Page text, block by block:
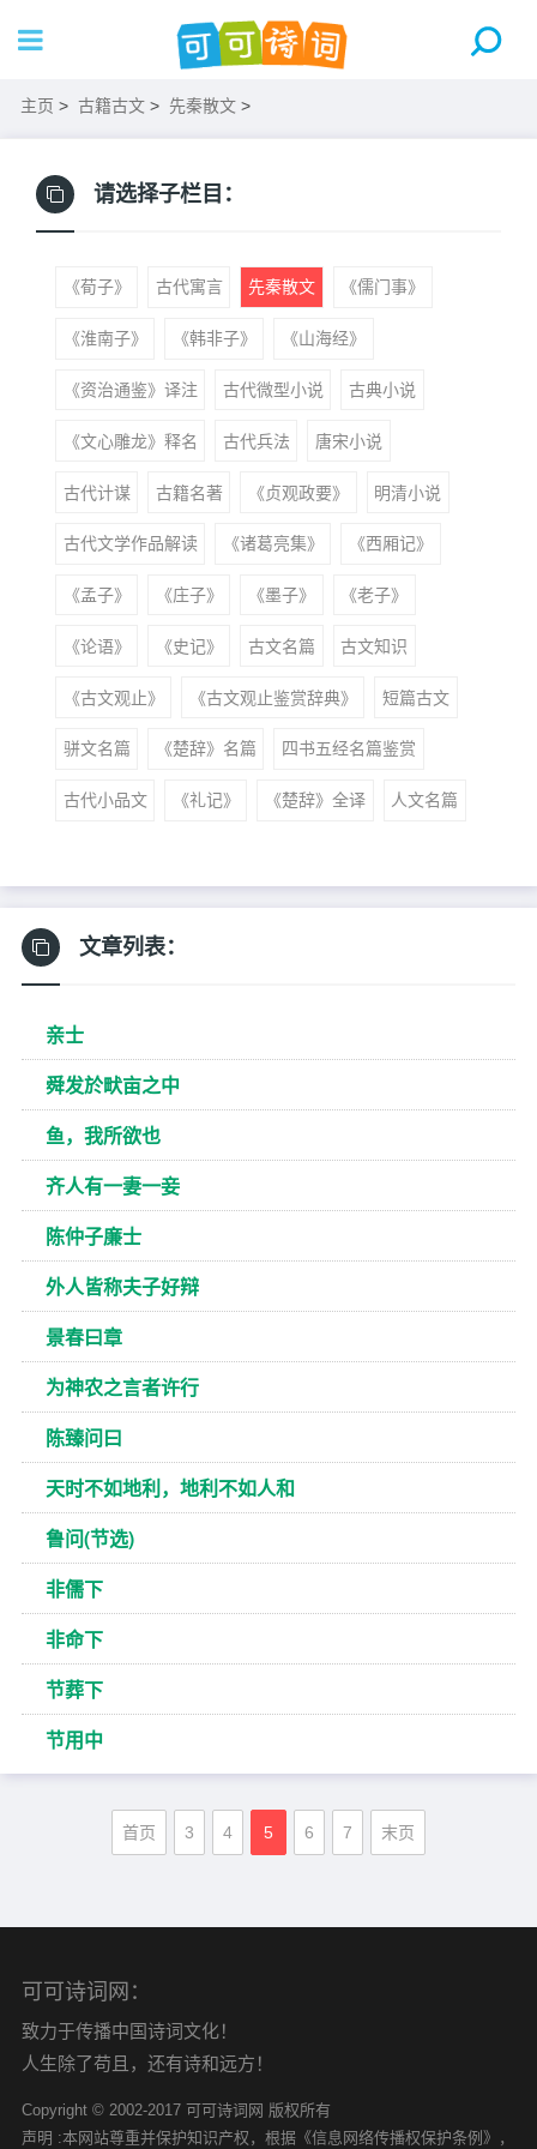
主页 > 古籍古文 > 先秦散文 >
请选择子栏目：
《荀子》 古代寓言 先秦散文 《儒门事》
《淮南子》 《韩非子》 《山海经》
《资治通鉴》译注 古代微型小说 古典小说
《文心雕龙》释名 古代兵法 唐宋小说
古代计谋 古籍名著 《贞观政要》 明清小说
古代文学作品解读 《诸葛亮集》 《西厢记》
《孟子》 《庄子》 《墨子》 《老子》
《论语》 《史记》 古文名篇 古文知识
《古文观止》 《古文观止鉴赏辞典》 短篇古文
骈文名篇 《楚辞》名篇 四书五经名篇鉴赏
古代小品文 《礼记》 《楚辞》全译 人文名篇
文章列表：
亲士
舜发於畎亩之中
鱼，我所欲也
齐人有一妻一妾
陈仲子廉士
外人皆称夫子好辩
景春曰章
为神农之言者许行
陈臻问曰
天时不如地利，地利不如人和
鲁问(节选)
非儒下
非命下
节葬下
节用中
首页 3 4 5 6 7 末页
可可诗词网：
致力于传播中国诗词文化！
人生除了苟且，还有诗和远方！
Copyright © 2002-2017 可可诗词网 版权所有
声明 :本网站尊重并保护知识产权，根据《信息网络传播权保护条例》，